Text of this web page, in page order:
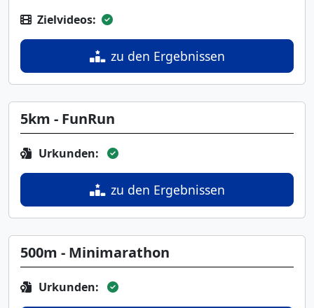
Zielvideos:
zu den Ergebnissen
5km - FunRun
Urkunden:
zu den Ergebnissen
500m - Minimarathon
Urkunden: